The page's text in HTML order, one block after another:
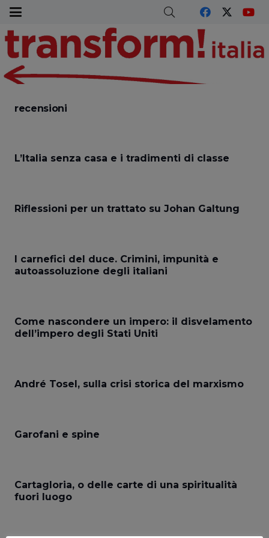
recensioni
L’Italia senza casa e i tradimenti di classe
Riflessioni per un trattato su Johan Galtung
I carnefici del duce. Crimini, impunità e
autoassoluzione degli italiani
Come nascondere un impero: il disvelamento
dell’impero degli Stati Uniti
André Tosel, sulla crisi storica del marxismo
Garofani e spine
Cartagloria, o delle carte di una spiritualità
fuori luogo